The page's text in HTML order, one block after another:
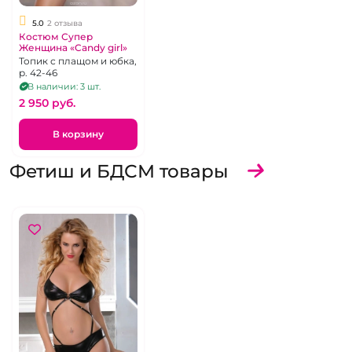
5.0 2 отзыва
Костюм Супер
Женщина «Candy girl»
Топик с плащом и юбка,
р. 42-46
В наличии: 3 шт.
2 950 pуб.
В корзину
Фетиш и БДСМ товары